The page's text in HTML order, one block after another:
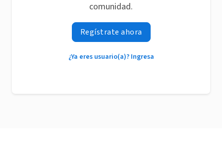
comunidad.
Regístrate ahora
¿Ya eres usuario(a)? Ingresa